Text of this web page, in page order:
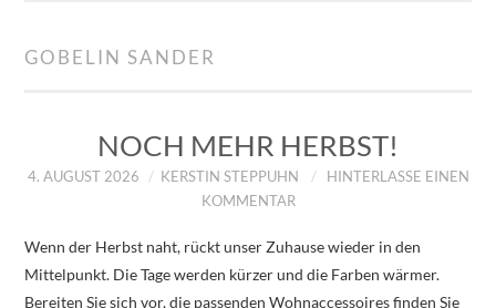
ÜBER UNS
DATENSCHUTZERKLÄRUNG
GOBELIN SANDER
NOCH MEHR HERBST!
4. AUGUST 2026 KERSTIN STEPPUHN
HINTERLASSE EINEN
KOMMENTAR
Wenn der Herbst naht, rückt unser Zuhause wieder in den
Mittelpunkt. Die Tage werden kürzer und die Farben wärmer.
Bereiten Sie sich vor, die passenden Wohnaccessoires finden Sie